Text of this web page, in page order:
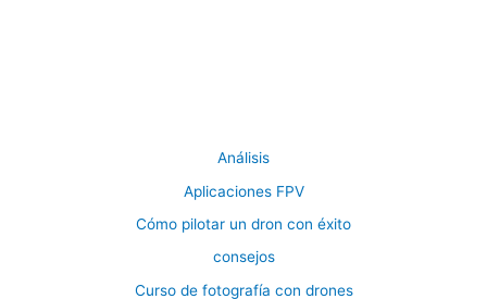
Análisis
Aplicaciones FPV
Cómo pilotar un dron con éxito
consejos
Curso de fotografía con drones